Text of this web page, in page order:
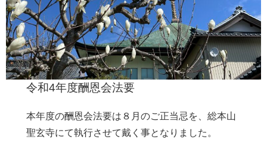
令和4年度酬恩会法要
本年度の酬恩会法要は８月のご正当忌を、総本山
聖玄寺にて執行させて戴く事となりました。